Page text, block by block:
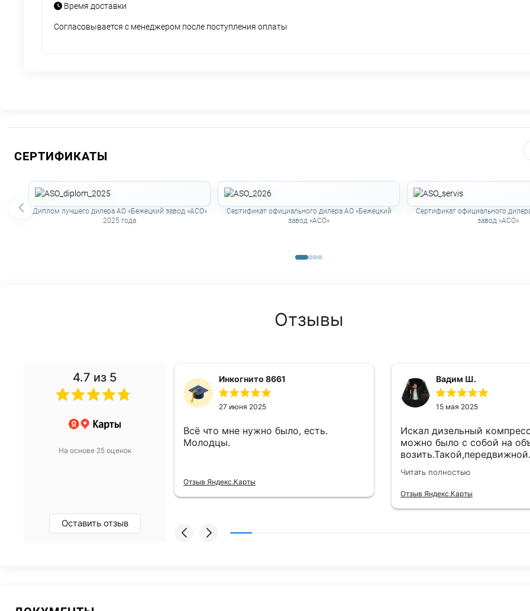
Время доставки
Согласовывается с менеджером после поступления оплаты
СЕРТИФИКАТЫ
Диплом лучшего дилера АО «Бежецкий завод «АСО»
2025 года
Сертификат официального дилера АО «Бежецкий
завод «АСО»
Сертификат официального
завод «АСО»
Отзывы
4.7 из 5
На основе 25 оценок
Оставить отзыв
выбор компрессоров ,
Инкогнито 8661
27 июня 2025
Всё что мне нужно было, есть.
Молодцы.
Отзыв Яндекс.Карты
Вадим Ш.
15 мая 2025
Искал дизельный
можно было с собой на
такой вариант.Тут нашел у
подходящую
используем на выездных
работах.Работает как
Читать полностью
Отзыв Яндекс.Карты